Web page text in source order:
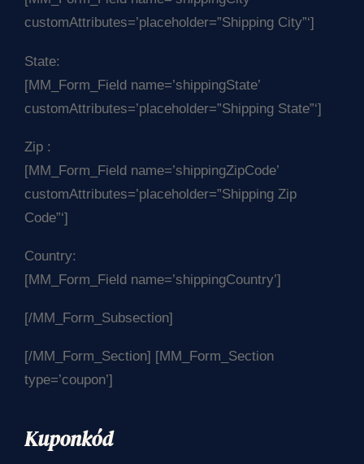
customAttributes=’placeholder=”Shipping City”‘]
State:
[MM_Form_Field name=’shippingState’
customAttributes=’placeholder=”Shipping State”‘]
Zip :
[MM_Form_Field name=’shippingZipCode’
customAttributes=’placeholder=”Shipping Zip
Code”‘]
Country:
[MM_Form_Field name=’shippingCountry’]
[/MM_Form_Subsection]
[/MM_Form_Section] [MM_Form_Section
type=’coupon’]
Kuponkód